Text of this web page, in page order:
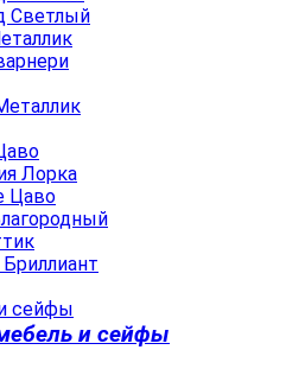
Светлый
Лорка
Цаво
сейфы
и сейфы